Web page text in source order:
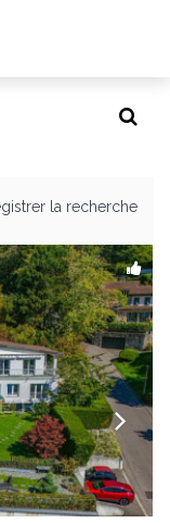
la recherche